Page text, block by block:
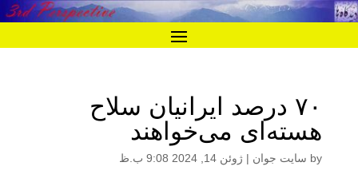
۷۰ درصد ایرانیان سلاح
هسته‌ای می‌خواهند
by سایت جوان | ژوئن 14, 2024 9:08 ب.ظ